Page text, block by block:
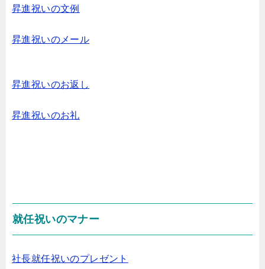
昇進祝いの文例
昇進祝いのメール
昇進祝いのお返し
昇進祝いのお礼
就任祝いのマナー
社長就任祝いのプレゼント